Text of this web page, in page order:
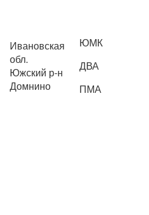
Ивановская
обл.
Южский р-н
Домнино
ЮМК
ДВА
ПМА